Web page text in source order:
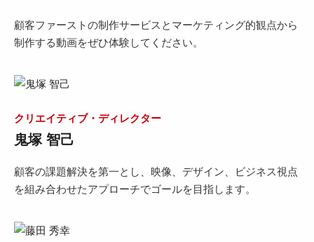
顧客ファーストの制作サービスとマーケティング的観点から
制作する動画をぜひ体験してください。
クリエイティブ・ディレクター
鬼塚 智己
顧客の課題解決を第一とし、映像、デザイン、ビジネス視点
を組み合わせたアプローチでゴールを目指します。